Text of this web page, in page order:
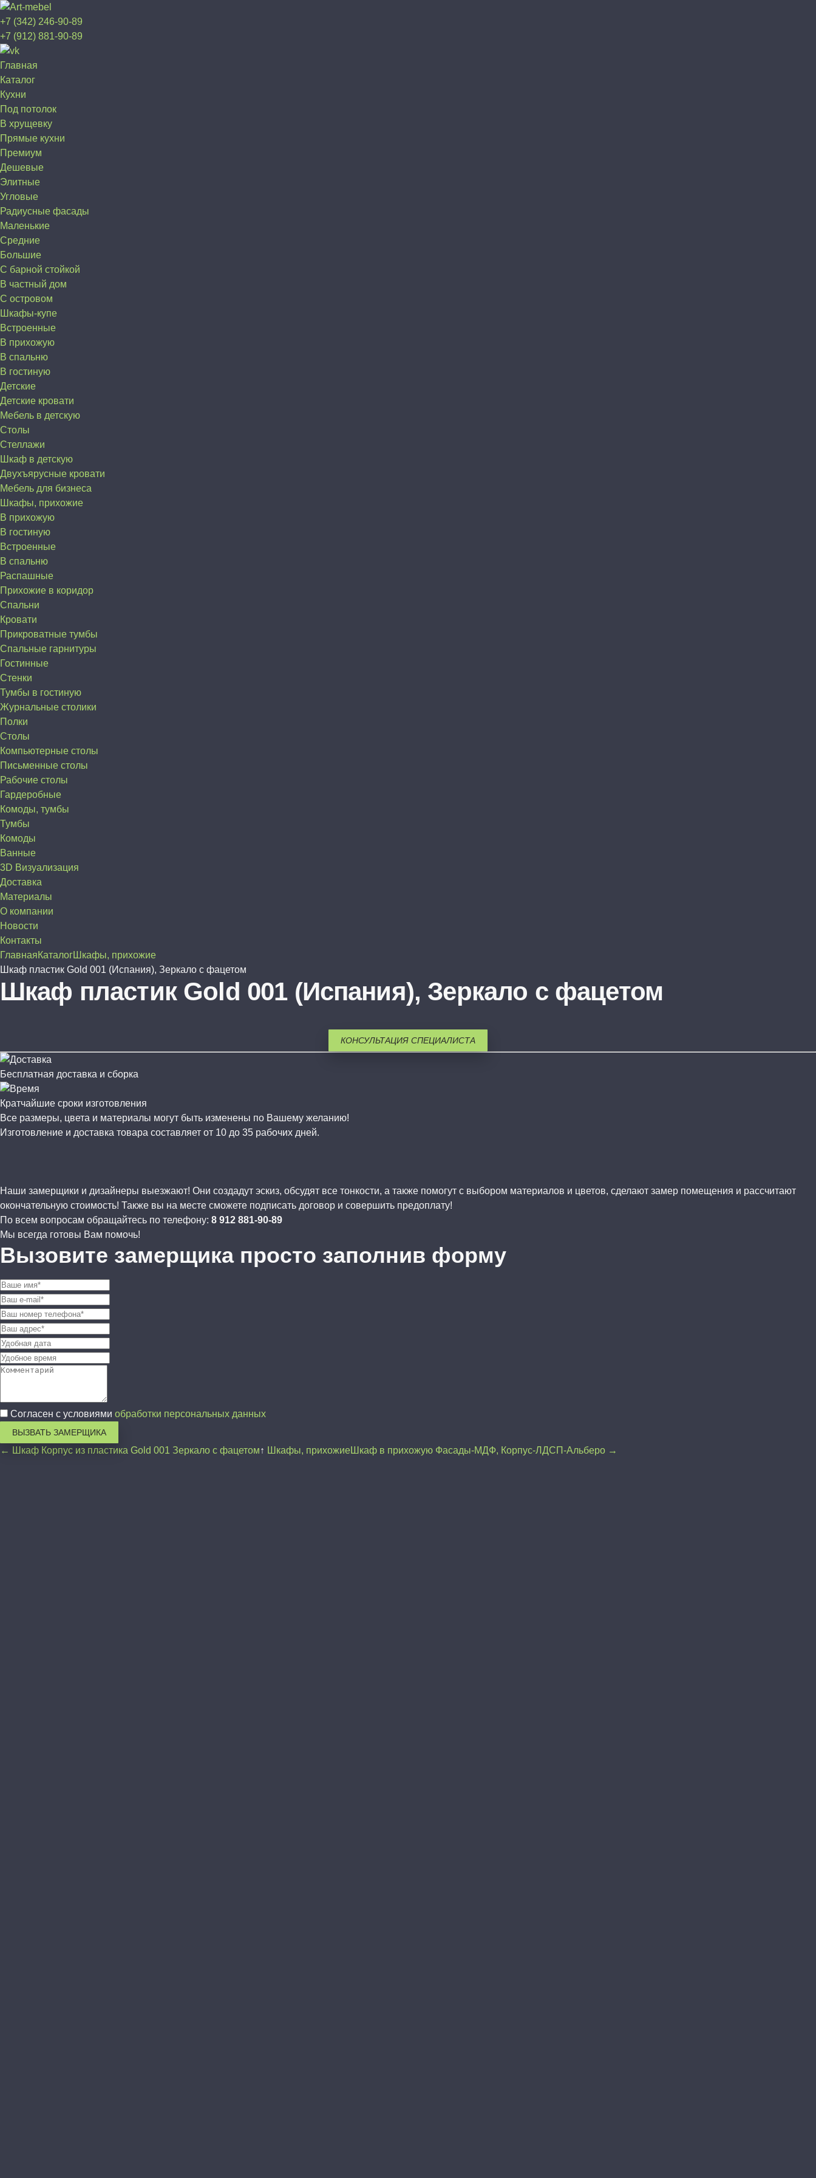
+7 (342) 246-90-89
+7 (912) 881-90-89
Главная
Каталог
Кухни
Под потолок
В хрущевку
Прямые кухни
Премиум
Дешевые
Элитные
Угловые
Радиусные фасады
Маленькие
Средние
Большие
С барной стойкой
В частный дом
C островом
Шкафы-купе
Встроенные
В прихожую
В спальню
В гостиную
Детские
Детские кровати
Мебель в детскую
Столы
Стеллажи
Шкаф в детскую
Двухъярусные кровати
Мебель для бизнеса
Шкафы, прихожие
В прихожую
В гостиную
Встроенные
В спальню
Распашные
Прихожие в коридор
Спальни
Кровати
Прикроватные тумбы
Спальные гарнитуры
Гостинные
Стенки
Тумбы в гостиную
Журнальные столики
Полки
Столы
Компьютерные столы
Письменные столы
Рабочие столы
Гардеробные
Комоды, тумбы
Тумбы
Комоды
Ванные
3D Визуализация
Доставка
Материалы
О компании
Новости
Контакты
ГлавнаяКаталогШкафы, прихожие
Шкаф пластик Gold 001 (Испания), Зеркало с фацетом
Шкаф пластик Gold 001 (Испания), Зеркало с фацетом
КОНСУЛЬТАЦИЯ СПЕЦИАЛИСТА
Бесплатная доставка и сборка
Кратчайшие сроки изготовления
Все размеры, цвета и материалы могут быть изменены по Вашему желанию!
Изготовление и доставка товара составляет от 10 до 35 рабочих дней.
Наши замерщики и дизайнеры выезжают! Они создадут эскиз, обсудят все тонкости, а также помогут с выбором материалов и цветов, сделают замер помещения и рассчитают
окончательную стоимость! Также вы на месте сможете подписать договор и совершить предоплату!
По всем вопросам обращайтесь по телефону: 8 912 881-90-89
Мы всегда готовы Вам помочь!
Вызовите замерщика просто заполнив форму
Согласен с условиями обработки персональных данных
ВЫЗВАТЬ ЗАМЕРЩИКА
← Шкаф Корпус из пластика Gold 001 Зеркало с фацетом↑ Шкафы, прихожиеШкаф в прихожую Фасады-МДФ, Корпус-ЛДСП-Альберо →